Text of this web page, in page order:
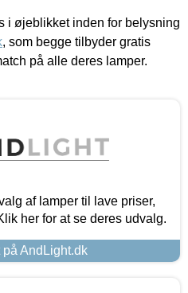
i øjeblikket inden for belysning
, som begge tilbyder gratis
på alle deres lamper.
af lamper til lave priser,
her for at se deres udvalg.
AndLight.dk